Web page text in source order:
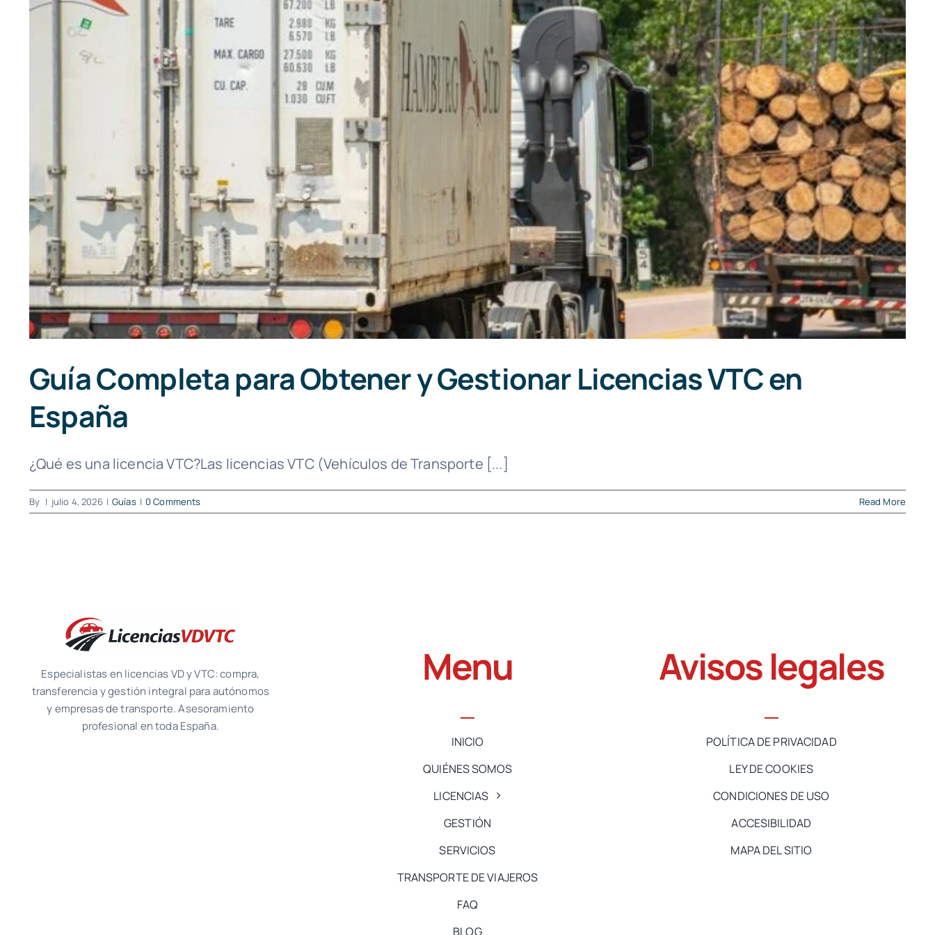
Guía Completa para Obtener y Gestionar Licencias VTC en
España
¿Qué es una licencia VTC?Las licencias VTC (Vehículos de Transporte [...]
By | julio 4, 2026 | Guías | 0 Comments Read More
Especialistas en licencias VD y VTC: compra,
transferencia y gestión integral para autónomos
y empresas de transporte. Asesoramiento
profesional en toda España.
Menu
INICIO
QUIÉNES SOMOS
LICENCIAS
GESTIÓN
SERVICIOS
TRANSPORTE DE VIAJEROS
FAQ
BLOG
Avisos legales
POLÍTICA DE PRIVACIDAD
LEY DE COOKIES
CONDICIONES DE USO
ACCESIBILIDAD
MAPA DEL SITIO